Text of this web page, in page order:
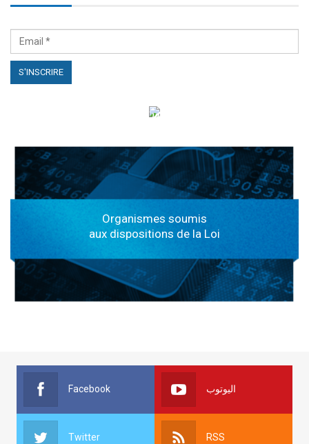
الهياكل الخاضعة لقانون النفاذ إلى المعلومة
Organismes soumis
aux dispositions de la Loi
Facebook اليوتوب
Twitter RSS